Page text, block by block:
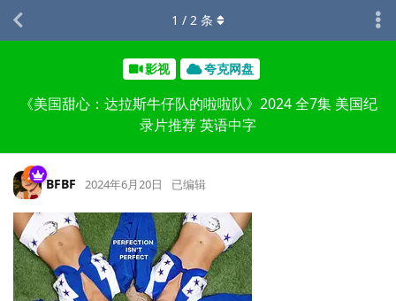
影视 夸克网盘
《美国甜心：达拉斯牛仔队的啦啦队》2024 全7集 美国纪
录片推荐 英语中字
1 / 2 条
BFBF 2024年6月20日 已编辑